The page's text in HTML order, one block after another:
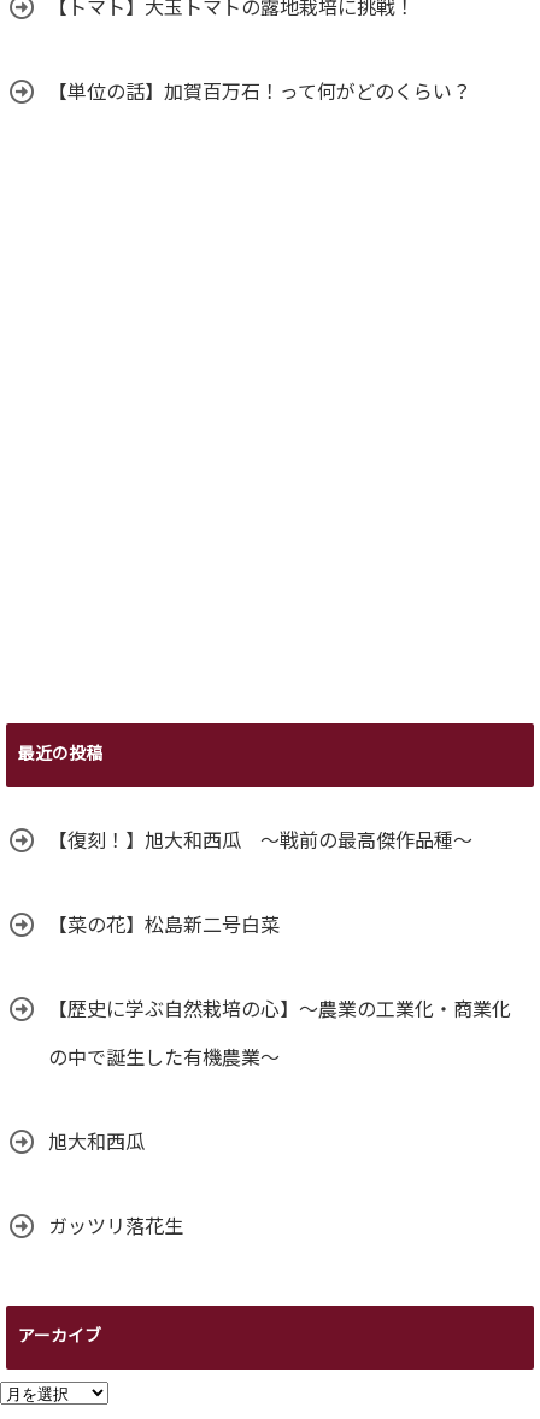
【トマト】大玉トマトの露地栽培に挑戦！
【単位の話】加賀百万石！って何がどのくらい？
最近の投稿
【復刻！】旭大和西瓜 ～戦前の最高傑作品種～
【菜の花】松島新二号白菜
【歴史に学ぶ自然栽培の心】～農業の工業化・商業化
の中で誕生した有機農業～
旭大和西瓜
ガッツリ落花生
アーカイブ
ア